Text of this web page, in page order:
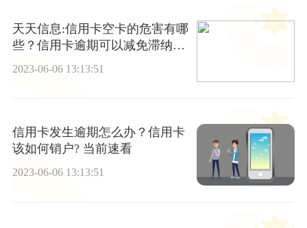
天天信息:信用卡空卡的危害有哪
些？信用卡逾期可以减免滞纳金
2023-06-06 13:13:51
信用卡发生逾期怎么办？信用卡
该如何销户? 当前速看
2023-06-06 13:13:51